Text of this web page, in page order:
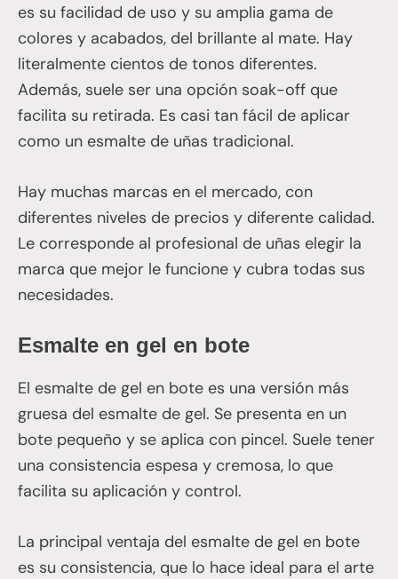
es su facilidad de uso y su amplia gama de
colores y acabados, del brillante al mate. Hay
literalmente cientos de tonos diferentes.
Además, suele ser una opción soak-off que
facilita su retirada. Es casi tan fácil de aplicar
como un esmalte de uñas tradicional.
Hay muchas marcas en el mercado, con
diferentes niveles de precios y diferente calidad.
Le corresponde al profesional de uñas elegir la
marca que mejor le funcione y cubra todas sus
necesidades.
Esmalte en gel en bote
El esmalte de gel en bote es una versión más
gruesa del esmalte de gel. Se presenta en un
bote pequeño y se aplica con pincel. Suele tener
una consistencia espesa y cremosa, lo que
facilita su aplicación y control.
La principal ventaja del esmalte de gel en bote
es su consistencia, que lo hace ideal para el arte